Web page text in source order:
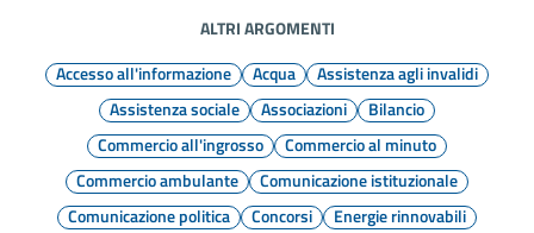
ALTRI ARGOMENTI
Accesso all'informazione
Acqua
Assistenza agli invalidi
Assistenza sociale
Associazioni
Bilancio
Commercio all'ingrosso
Commercio al minuto
Commercio ambulante
Comunicazione istituzionale
Comunicazione politica
Concorsi
Energie rinnovabili